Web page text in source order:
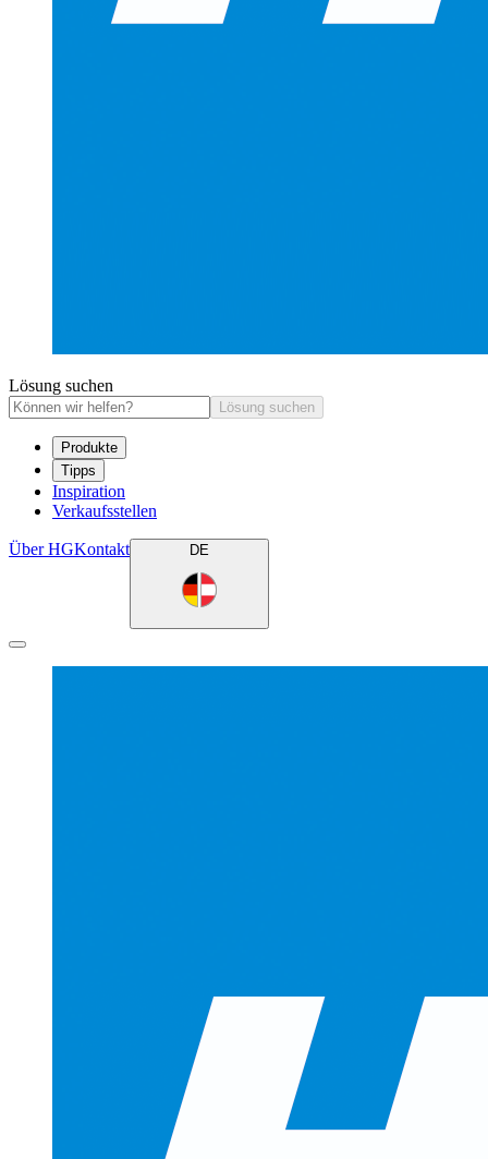
Lösung suchen
Lösung suchen
Produkte
Tipps
Inspiration
Verkaufsstellen
Über HGKontakt DE